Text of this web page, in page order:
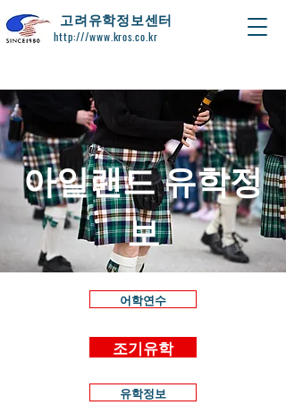
​고려유학정보센터
http:///www.kros.co.kr
아일랜드 유학정
보
어학연수
조기유학
유학정보